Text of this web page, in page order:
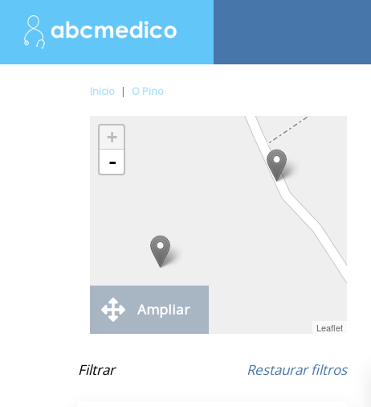
Inicio | O Pino
+
-
Leaflet
Ampliar
Filtrar Restaurar filtros